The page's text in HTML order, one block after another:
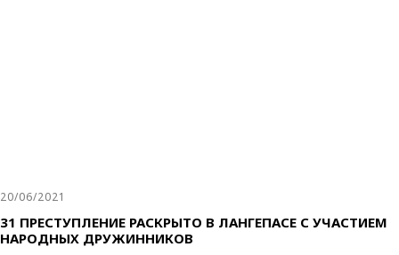
20/06/2021
31 ПРЕСТУПЛЕНИЕ РАСКРЫТО В ЛАНГЕПАСЕ С УЧАСТИЕМ
НАРОДНЫХ ДРУЖИННИКОВ